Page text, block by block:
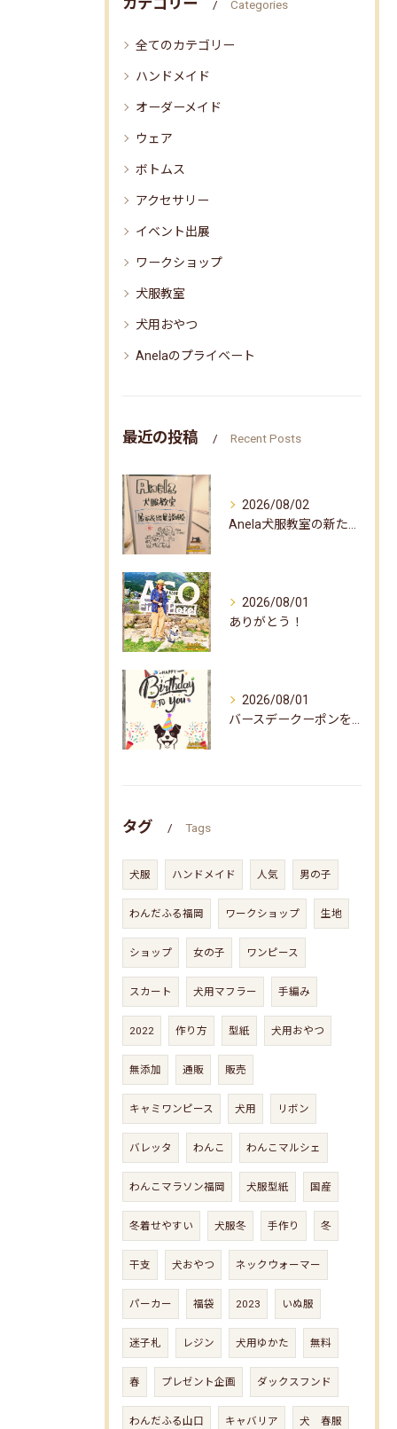
カテゴリー Categories
全てのカテゴリー
ハンドメイド
オーダーメイド
ウェア
ボトムス
アクセサリー
イベント出展
ワークショップ
犬服教室
犬用おやつ
Anelaのプライベート
最近の投稿 Recent Posts
2026/08/02
Anela犬服教室の新たな企画✨
2026/08/01
ありがとう！
2026/08/01
バースデークーポンをお届けしました☆
タグ Tags
犬服 ハンドメイド 人気 男の子
わんだふる福岡 ワークショップ 生地
ショップ 女の子 ワンピース
スカート 犬用マフラー 手編み
2022 作り方 型紙 犬用おやつ
無添加 通販 販売
キャミワンピース 犬用 リボン
バレッタ わんこ わんこマルシェ
わんこマラソン福岡 犬服型紙 国産
冬着せやすい 犬服冬 手作り 冬
干支 犬おやつ ネックウォーマー
パーカー 福袋 2023 いぬ服
迷子札 レジン 犬用ゆかた 無料
春 プレゼント企画 ダックスフンド
わんだふる山口 キャバリア 犬 春服